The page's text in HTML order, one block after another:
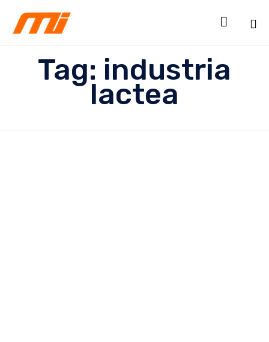

Tag: industria
lactea